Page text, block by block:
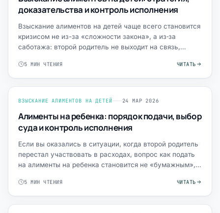
доказательства и контроль исполнения
Взыскание алиментов на детей чаще всего становится
кризисом не из-за «сложности закона», а из‑за
саботажа: второй родитель не выходит на связь,
5 МИН ЧТЕНИЯ ЧИТАТЬ
ВЗЫСКАНИЕ АЛИМЕНТОВ НА ДЕТЕЙ 24 МАР 2026
Алименты на ребенка: порядок подачи, выбор
суда и контроль исполнения
Если вы оказались в ситуации, когда второй родитель
перестал участвовать в расходах, вопрос как подать
на алименты на ребенка становится не «бумажным», а
5 МИН ЧТЕНИЯ ЧИТАТЬ